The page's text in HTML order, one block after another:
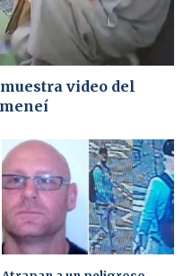
video del